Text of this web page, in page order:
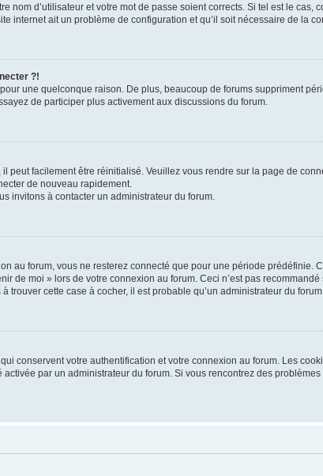
nom d’utilisateur et votre mot de passe soient corrects. Si tel est le cas,
internet ait un problème de configuration et qu’il soit nécessaire de la
?!
une quelconque raison. De plus, beaucoup de forums suppriment
de participer plus activement aux discussions du forum.
facilement être réinitialisé. Veuillez vous rendre sur la page de
de nouveau rapidement.
invitons à contacter un administrateur du forum.
au forum, vous ne resterez connecté que pour une période prédéfinie.
de moi » lors de votre connexion au forum. Ceci n’est pas
trouver cette case à cocher, il est probable qu’un administrateur du
conservent votre authentification et votre connexion au forum. Les
par un administrateur du forum. Si vous rencontrez des